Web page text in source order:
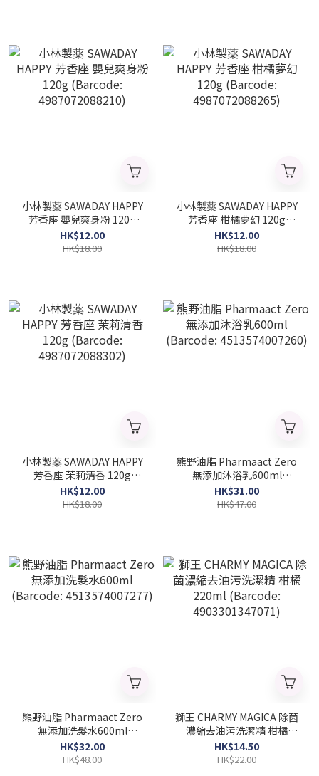
小林製薬 SAWADAY HAPPY
芳香座 嬰兒爽身粉 120g
(Barcode: 4987072088210)
HK$12.00
HK$18.00
小林製薬 SAWADAY HAPPY
芳香座 柑橘夢幻 120g
(Barcode: 4987072088265)
HK$12.00
HK$18.00
小林製薬 SAWADAY HAPPY
芳香座 茉莉清香 120g
(Barcode: 4987072088302)
HK$12.00
HK$18.00
熊野油脂 Pharmaact Zero
無添加沐浴乳600ml
(Barcode: 4513574007260)
HK$31.00
HK$47.00
熊野油脂 Pharmaact Zero
無添加洗髮水600ml
(Barcode: 4513574007277)
HK$32.00
HK$48.00
獅王 CHARMY MAGICA 除菌
濃縮去油污洗潔精 柑橘
220ml (Barcode:
4903301347071)
HK$14.50
HK$22.00